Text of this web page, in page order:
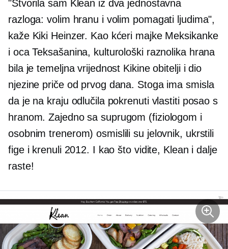
"Stvorila sam Klean iz dva jednostavna
razloga: volim hranu i volim pomagati ljudima",
kaže Kiki Heinzer. Kao kćeri majke Meksikanke
i oca Teksašanina, kulturološki raznolika hrana
bila je temeljna vrijednost Kikine obitelji i dio
njezine priče od prvog dana. Stoga ima smisla
da je na kraju odlučila pokrenuti vlastiti posao s
hranom. Zajedno sa suprugom (fiziologom i
osobnim trenerom) osmislili su jelovnik, ukrstili
fige i krenuli 2012. I kao što vidite, Klean i dalje
raste!